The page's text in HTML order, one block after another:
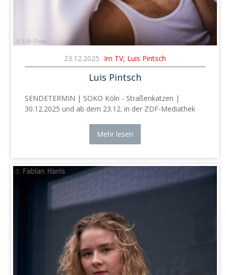
23.12.2025 Im TV, Luis Pintsch
Luis Pintsch
SENDETERMIN | SOKO Köln - Straßenkatzen |
30.12.2025 und ab dem 23.12. in der ZDF-Mediathek
Mehr lesen